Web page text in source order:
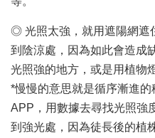
◎ 光照太強，就用遮陽網遮
到陰涼處，因為如此會造成
光照強的地方，或是用植物
*慢慢的意思就是循序漸進
APP，用數據去尋找光照強
到強光處，因為徒長後的植